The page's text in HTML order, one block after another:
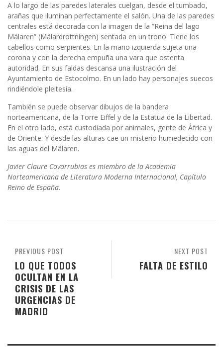
A lo largo de las paredes laterales cuelgan, desde el tumbado,
arañas que iluminan perfectamente el salón. Una de las paredes
centrales está decorada con la imagen de la “Reina del lago
Mälaren” (Mälardrottningen) sentada en un trono. Tiene los
cabellos como serpientes. En la mano izquierda sujeta una
corona y con la derecha empuña una vara que ostenta
autoridad. En sus faldas descansa una ilustración del
Ayuntamiento de Estocolmo. En un lado hay personajes suecos
rindiéndole pleitesía.
También se puede observar dibujos de la bandera
norteamericana, de la Torre Eiffel y de la Estatua de la Libertad.
En el otro lado, está custodiada por animales, gente de África y
de Oriente. Y desde las alturas cae un misterio humedecido con
las aguas del Mälaren.
Javier Claure Covarrubias es miembro de la Academia
Norteamericana de Literatura Moderna Internacional, Capítulo
Reino de España.
NEXT POST
FALTA DE ESTILO
PREVIOUS POST
LO QUE TODOS
OCULTAN EN LA
CRISIS DE LAS
URGENCIAS DE
MADRID